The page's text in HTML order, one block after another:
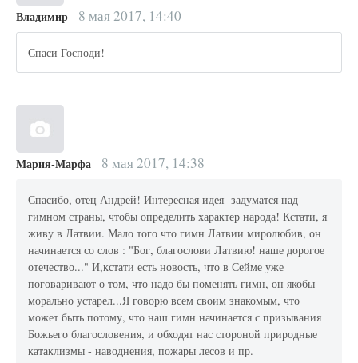
Владимир 8 мая 2017, 14:40
Спаси Господи!
Мария-Марфа 8 мая 2017, 14:38
Спасибо, отец Андрей! Интересная идея- задуматся над
гимном страны, чтобы определить характер народа! Кстати, я
живу в Латвии. Мало того что гимн Латвии миролюбив, он
начинается со слов : "Бог, благослови Латвию! наше дорогое
отечество..." И,кстати есть новость, что в Сейме уже
поговаривают о том, что надо бы поменять гимн, он якобы
морально устарел...Я говорю всем своим знакомым, что
может быть потому, что наш гимн начинается с призывания
Божьего благословения, и обходят нас стороной природные
катаклизмы - наводнения, пожары лесов и пр.